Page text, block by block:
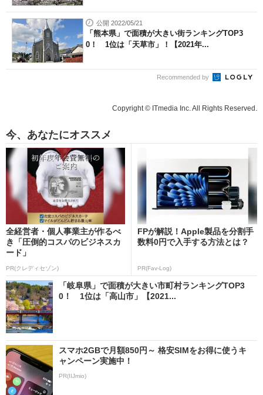
公開 2022/05/21
「熊本県」で面積が大きい街ランキングTOP3
0！ 1位は「天草市」！【2021年...
Recommended by
Copyright © ITmedia Inc. All Rights Reserved.
今、あなたにオススメ
全経営者・個人事業主が作るべ
き「圧倒的コスパのビジネスカ
ード」
PR(クレディセゾン)
FPが解説！Apple製品を分割手
数料0円で入手する方法とは？
PR(Fav-Log)
「岐阜県」で面積が大きい市町村ランキングTOP3
0！ 1位は「高山市」【2021...
スマホ2GBで月額850円～ 格安SIMをお得に使うキ
ャンペーン実施中！
PR(IIJmio)